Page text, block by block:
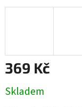
369 Kč
cena:
Skladem